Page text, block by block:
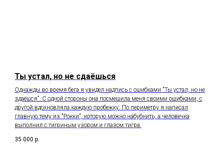
Ты устал, но не сдаёшься
Однажды во время бега я увидел надпись с ошибками "Ты устал, но не
здаёшся". С одной стороны она посмешила меня своими ошибками, с
другой вдохновляла каждую пробежку. По периметру я написал
главную тему из "Рокки", которую можно набубнить, а человечка
выполнил с тигриным узором и глазом тигра.
35 000 р.